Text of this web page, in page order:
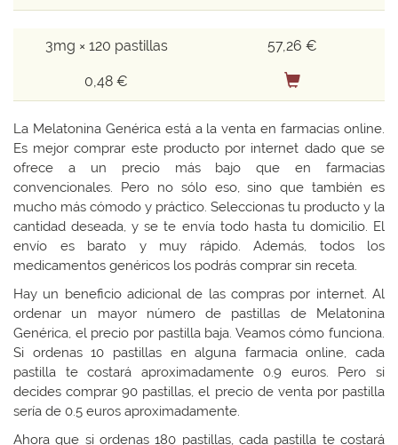
3mg × 120 pastillas 57,26 €
0,48 €
La Melatonina Genérica está a la venta en farmacias online.
Es mejor comprar este producto por internet dado que se
ofrece a un precio más bajo que en farmacias
convencionales. Pero no sólo eso, sino que también es
mucho más cómodo y práctico. Seleccionas tu producto y la
cantidad deseada, y se te envía todo hasta tu domicilio. El
envío es barato y muy rápido. Además, todos los
medicamentos genéricos los podrás comprar sin receta.
Hay un beneficio adicional de las compras por internet. Al
ordenar un mayor número de pastillas de Melatonina
Genérica, el precio por pastilla baja. Veamos cómo funciona.
Si ordenas 10 pastillas en alguna farmacia online, cada
pastilla te costará aproximadamente 0.9 euros. Pero si
decides comprar 90 pastillas, el precio de venta por pastilla
sería de 0.5 euros aproximadamente.
Ahora que si ordenas 180 pastillas, cada pastilla te costará